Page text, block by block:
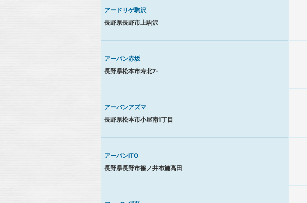
アードリゲ駒沢
長野県長野市上駒沢
アーバン赤坂
長野県松本市寿北7-
アーバンアズマ
長野県松本市小屋南1丁目
アーバンITO
長野県長野市篠ノ井布施高田